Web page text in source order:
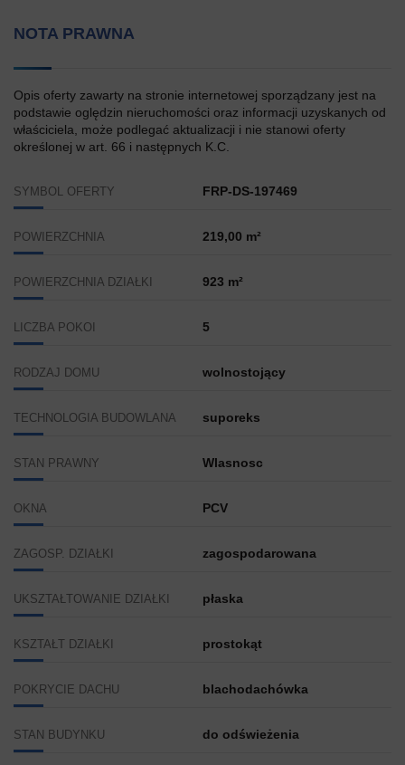
NOTA PRAWNA
Opis oferty zawarty na stronie internetowej sporządzany jest na
podstawie oględzin nieruchomości oraz informacji uzyskanych od
właściciela, może podlegać aktualizacji i nie stanowi oferty
określonej w art. 66 i następnych K.C.
SYMBOL OFERTY FRP-DS-197469
POWIERZCHNIA 219,00 m²
POWIERZCHNIA DZIAŁKI 923 m²
LICZBA POKOI 5
RODZAJ DOMU wolnostojący
TECHNOLOGIA BUDOWLANA suporeks
STAN PRAWNY Wlasnosc
OKNA PCV
ZAGOSP. DZIAŁKI zagospodarowana
UKSZTAŁTOWANIE DZIAŁKI płaska
KSZTAŁT DZIAŁKI prostokąt
POKRYCIE DACHU blachodachówka
STAN BUDYNKU do odświeżenia